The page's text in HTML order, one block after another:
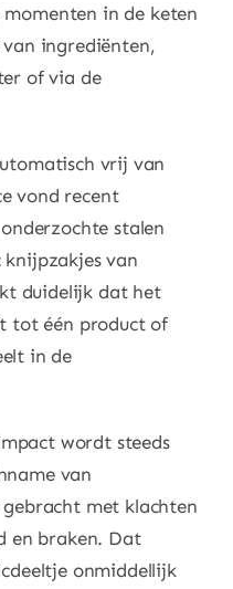
momenten in de keten
ingrediënten,
of via de
vrij van
vond recent
stalen
van
duidelijk dat het
tot één product of
in de
wordt steeds
van
met klachten
en braken. Dat
onmiddellijk